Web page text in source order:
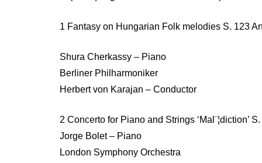
1 Fantasy on Hungarian Folk melodies S. 123
Shura Cherkassy – Piano
Berliner Philharmoniker
Herbert von Karajan – Conductor
2 Concerto for Piano and Strings ‘Mal¨¦diction’
Jorge Bolet – Piano
London Symphony Orchestra